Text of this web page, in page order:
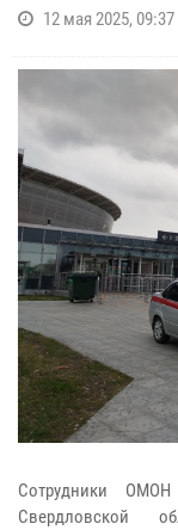
12 мая 2025, 09:37
Сотрудники ОМОН
Свердловской